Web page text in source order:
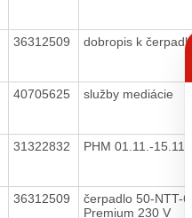
36312509 dobropis k čerpadlu
40705625 služby mediácie
31322832 PHM 01.11.-
36312509
čerpadlo 50-NTT-
Premium 230 V